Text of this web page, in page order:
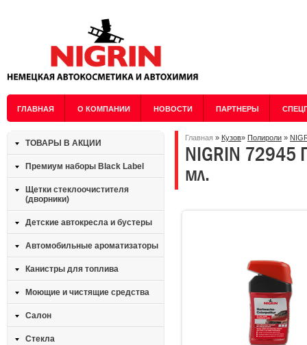
ГЛАВНАЯ О КОМПАНИИ НОВОСТИ ПАРТНЕРЫ
ТОВАРЫ В АКЦИИ
Премиум наборы Black Label
Щетки стеклоочистителя
(дворники)
Детские автокресла и бустеры
Автомобильные ароматизаторы
Канистры для топлива
Моющие и чистящие средства
Салон
Стекла
Главная » Кузов» Полироли »
NIGRIN 72945
мл.